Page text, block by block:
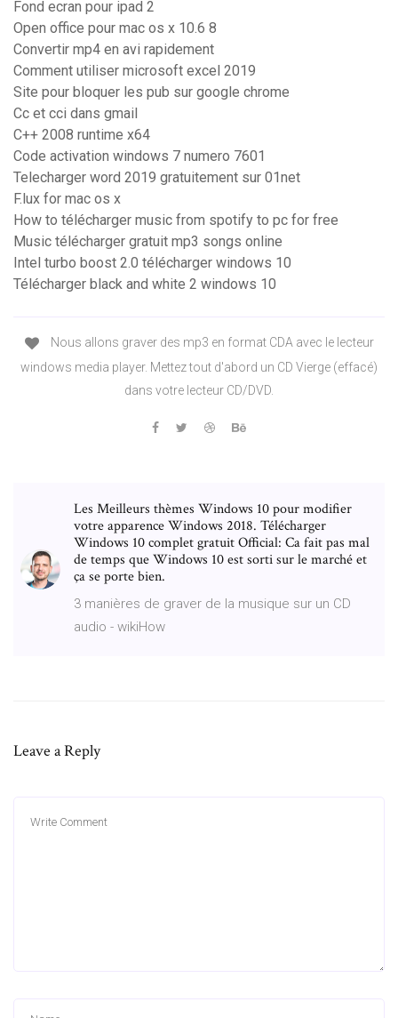
Fond ecran pour ipad 2
Open office pour mac os x 10.6 8
Convertir mp4 en avi rapidement
Comment utiliser microsoft excel 2019
Site pour bloquer les pub sur google chrome
Cc et cci dans gmail
C++ 2008 runtime x64
Code activation windows 7 numero 7601
Telecharger word 2019 gratuitement sur 01net
F.lux for mac os x
How to télécharger music from spotify to pc for free
Music télécharger gratuit mp3 songs online
Intel turbo boost 2.0 télécharger windows 10
Télécharger black and white 2 windows 10
Nous allons graver des mp3 en format CDA avec le lecteur
windows media player. Mettez tout d'abord un CD Vierge (effacé)
dans votre lecteur CD/DVD.
Les Meilleurs thèmes Windows 10 pour modifier
votre apparence Windows 2018. Télécharger
Windows 10 complet gratuit Official: Ca fait pas mal
de temps que Windows 10 est sorti sur le marché et
ça se porte bien.
3 manières de graver de la musique sur un CD
audio - wikiHow
Leave a Reply